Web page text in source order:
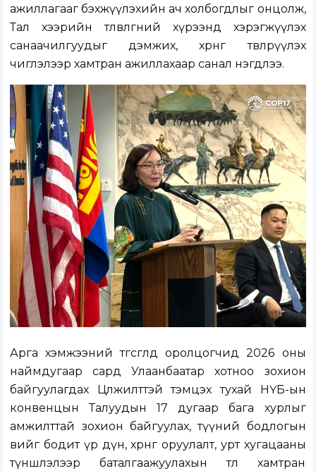
ажиллагааг бэхжүүлэхийн ач холбогдлыг онцолж,
Тал хээрийн төлөвлөгөөний хүрээнд хэрэгжүүлэх
санаачилгуудыг дэмжих, хөрөнгө төвлөрүүлэх
чиглэлээр хамтран ажиллахаар санал нэгдлээ.
Арга хэмжээний төгсгөлд оролцогчид 2026 оны
наймдугаар сард Улаанбаатар хотноо зохион
байгуулагдах Цөлжилттэй тэмцэх тухай НҮБ-ын
конвенцын Талуудын 17 дугаар бага хурлыг
амжилттай зохион байгуулах, түүний бодлогын
өвийг бодит үр дүн, хөрөнгө оруулалт, урт хугацааны
түншлэлээр баталгаажуулахын төлөө хамтран